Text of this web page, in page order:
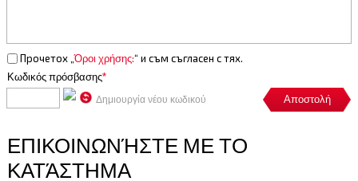
Прочетох „Όροι χρήσης:“ и съм съгласен с тях.
Κωδικός πρόσβασης*
Δημιουργία νέου κωδικού Αποστολή
ΕΠΙΚΟΙΝΩΝΉΣΤΕ ΜΕ ΤΟ
ΚΑΤΆΣΤΗΜΑ